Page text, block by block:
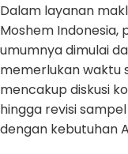
Dalam layanan
Moshem
umumnya dimulai
memerlukan waktu
mencakup diskusi
hingga revisi
dengan kebutuhan